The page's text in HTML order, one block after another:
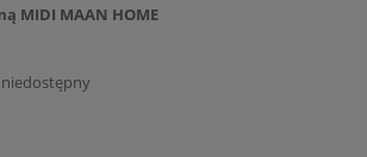
MIDI MAAN HOME